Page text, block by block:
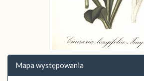
Mapa występowania